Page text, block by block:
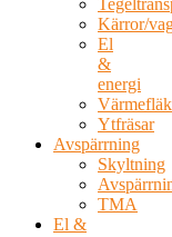
Kärror/
El
&
energi
Ytfräsar
Avspärrning
Skyltning
TMA
El &